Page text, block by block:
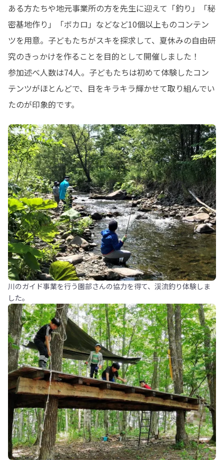
ある方たちや地元事業所の方を先生に迎えて「釣り」「秘
密基地作り」「ボカロ」などなど10個以上ものコンテン
ツを用意。子どもたちがスキを探求して、夏休みの自由研
究のきっかけを作ることを目的として開催しました！
参加述べ人数は74人。子どもたちは初めて体験したコン
テンツがほとんどで、目をキラキラ輝かせて取り組んでい
たのが印象的です。
川のガイド事業を行う園部さんの協力を得て、渓流釣り体験しま
した。